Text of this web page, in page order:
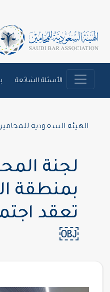
الأسئلة الشائعة
الهيئة السعودية للمحامين
لجنة
بمنطقة
تعقد
￼